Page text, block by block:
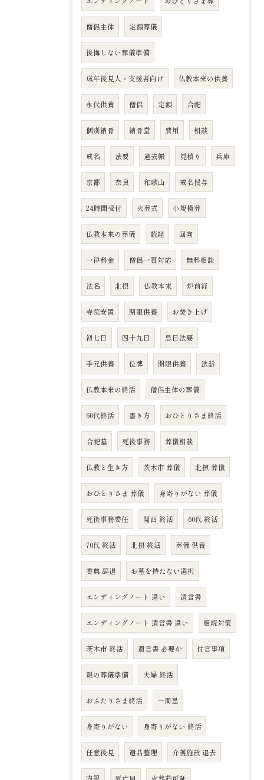
僧侶主体 定額葬儀
後悔しない葬儀準備
成年後見人・支援者向け 仏教本来の供養
永代供養 僧侶 定額 合祀
個別納骨 納骨堂 費用 相談
戒名 法要 過去帳 見積り 兵庫
京都 奈良 和歌山 戒名授与
24時間受付 火葬式 小規模葬
仏教本来の葬儀 読経 回向
一律料金 僧侶一貫対応 無料相談
法名 北摂 仏教本来 炉前経
寺院安置 閉眼供養 お焚き上げ
初七日 四十九日 忌日法要
手元供養 位牌 開眼供養 法話
仏教本来の終活 僧侶主体の葬儀
60代終活 書き方 おひとりさま終活
合祀墓 死後事務 葬儀相談
仏教と生き方 茨木市 葬儀 北摂 葬儀
おひとりさま 葬儀 身寄りがない 葬儀
死後事務委任 関西 終活 60代 終活
70代 終活 北摂 終活 葬儀 供養
香典 辞退 お墓を持たない選択
エンディングノート 違い 遺言書
エンディングノート 遺言書 違い 相続対策
茨木市 終活 遺言書 必要か 付言事項
親の葬儀準備 夫婦 終活
おふたりさま終活 一周忌
身寄りがない 身寄りがない 終活
任意後見 遺品整理 介護施設 退去